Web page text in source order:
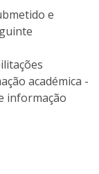
e
académica -
informação